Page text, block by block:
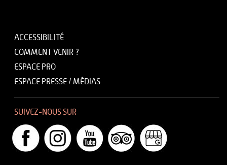
ACCESSIBILITÉ
COMMENT VENIR ?
ESPACE PRO
ESPACE PRESSE / MÉDIAS
SUIVEZ-NOUS SUR